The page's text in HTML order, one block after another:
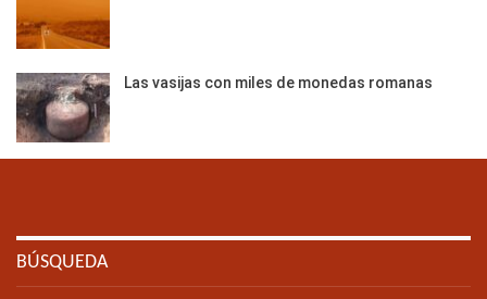
Las vasijas con miles de monedas romanas
BÚSQUEDA